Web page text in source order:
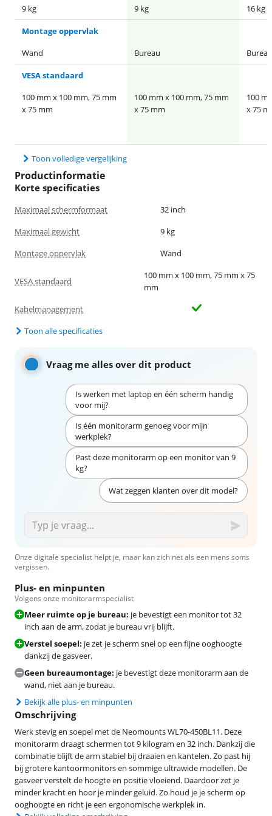
9 kg
9 kg 16 kg
Montage oppervlak
Wand
Bureau Bureau
VESA standaard
100 mm x 100 mm, 75 mm
x 75 mm
100 mm x 100 mm, 75 mm
x 75 mm
100
x 75
Toon volledige vergelijking
Productinformatie
Korte specificaties
Maximaal schermformaat
32 inch
Maximaal gewicht
9 kg
Montage oppervlak
Wand
VESA standaard
100 mm x 100 mm, 75 mm x 75
mm
Kabelmanagement
Toon alle specificaties
Vraag me alles over dit product
Is werken met laptop en één scherm handig
voor mij?
Is één monitorarm genoeg voor mijn
werkplek?
Past deze monitorarm op een monitor van 9
kg?
Wat zeggen klanten over dit model?
Onze digitale specialist helpt je, maar kan zich net als een mens soms
vergissen.
Plus- en minpunten
Volgens onze monitorarmspecialist
Meer ruimte op je bureau: je bevestigt een monitor tot 32
inch aan de arm, zodat je bureau vrij blijft.
Verstel soepel: je zet je scherm snel op een fijne ooghoogte
dankzij de gasveer.
Geen bureaumontage: je bevestigt deze monitorarm aan de
wand, niet aan je bureau.
Bekijk alle plus- en minpunten
Omschrijving
Werk stevig en soepel met de Neomounts WL70-450BL11. Deze
monitorarm draagt schermen tot 9 kilogram en 32 inch. Dankzij die
combinatie blijft de arm stabiel bij draaien en kantelen. Zo past hij
bij grotere kantoormonitors en sommige ultrawide modellen. De
gasveer verstelt de hoogte en positie vloeiend. Daardoor zet je
minder kracht en hoor je minder geluid. Zo houd je je scherm op
ooghoogte en richt je een ergonomische werkplek in.